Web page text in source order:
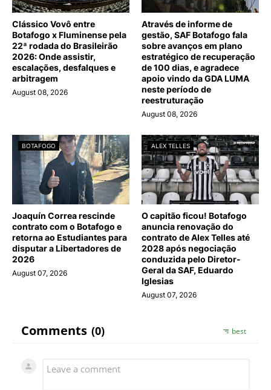
Clássico Vovô entre
Botafogo x Fluminense pela
22ª rodada do Brasileirão
2026: Onde assistir,
escalações, desfalques e
arbitragem
August 08, 2026
Através de informe de
gestão, SAF Botafogo fala
sobre avanços em plano
estratégico de recuperação
de 100 dias, e agradece
apoio vindo da GDA LUMA
neste período de
reestruturação
August 08, 2026
BOTAFOGO
Joaquín Correa rescinde
contrato com o Botafogo e
retorna ao Estudiantes para
disputar a Libertadores de
2026
August 07, 2026
ALEX TELLES
O capitão ficou! Botafogo
anuncia renovação do
contrato de Alex Telles até
2028 após negociação
conduzida pelo Diretor-
Geral da SAF, Eduardo
Iglesias
August 07, 2026